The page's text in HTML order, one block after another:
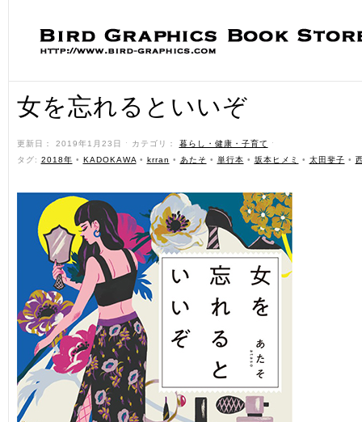
女を忘れるといいぞ
更新日： 2019年1月23日 ˑ カテゴリ： 暮らし・健康・子育て
ˑ
タグ: 2018年 • KADOKAWA • krran • あたそ • 単行本 • 坂本ヒメミ • 太田斐子 •